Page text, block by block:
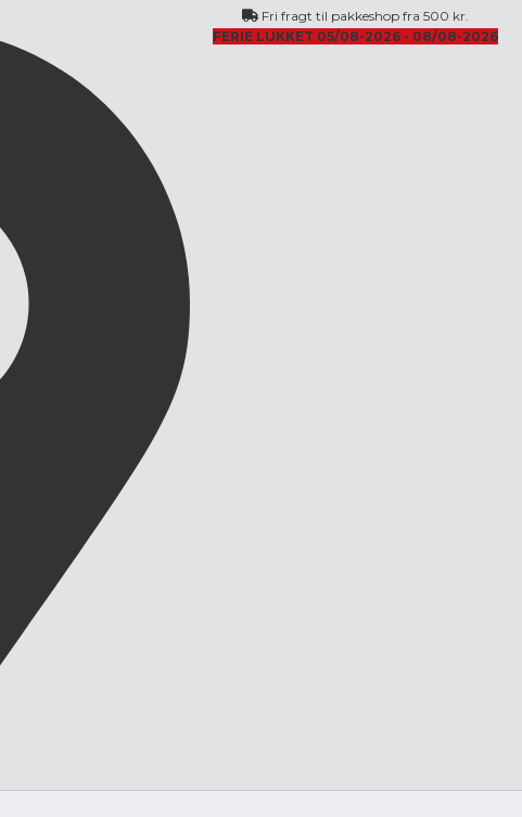
Fri fragt til pakkeshop fra 500 kr.
FERIE LUKKET 05/08-2026 - 08/08-2026